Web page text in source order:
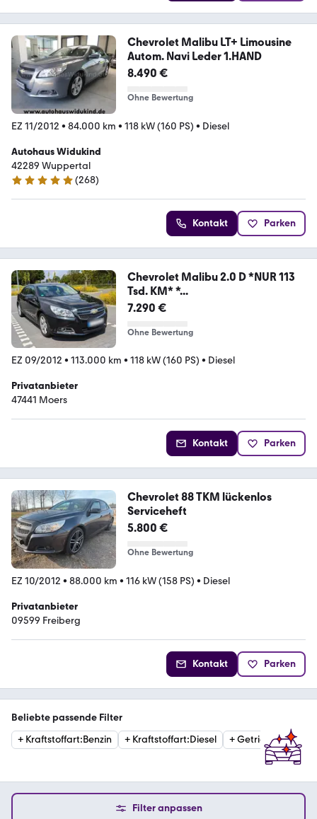
Chevrolet Malibu LT+ Limousine
Autom. Navi Leder 1.HAND
8.490 €
Ohne Bewertung
EZ 11/2012 • 84.000 km • 118 kW (160 PS) • Diesel
Autohaus Widukind
42289 Wuppertal
5 Sterne
(268)
Kontakt Parken
Chevrolet Malibu 2.0 D *NUR 113
Tsd. KM* *...
7.290 €
Ohne Bewertung
EZ 09/2012 • 113.000 km • 118 kW (160 PS) • Diesel
Privatanbieter
47441 Moers
Kontakt Parken
Chevrolet 88 TKM lückenlos
Serviceheft
5.800 €
Ohne Bewertung
EZ 10/2012 • 88.000 km • 116 kW (158 PS) • Diesel
Privatanbieter
09599 Freiberg
Kontakt Parken
Beliebte passende Filter
+ Kraftstoffart:Benzin + Kraftstoffart:Diesel +Getriebe:
Filter anpassen